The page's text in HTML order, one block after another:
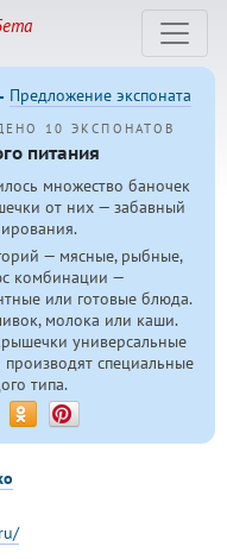
10 ЭКСПОНАТОВ
питания
множество баночек
от них — забавный
— мясные, рыбные,
комбинации —
или готовые блюда.
молока или каши.
универсальные
производят специальные
типа.
Предложение экспоната